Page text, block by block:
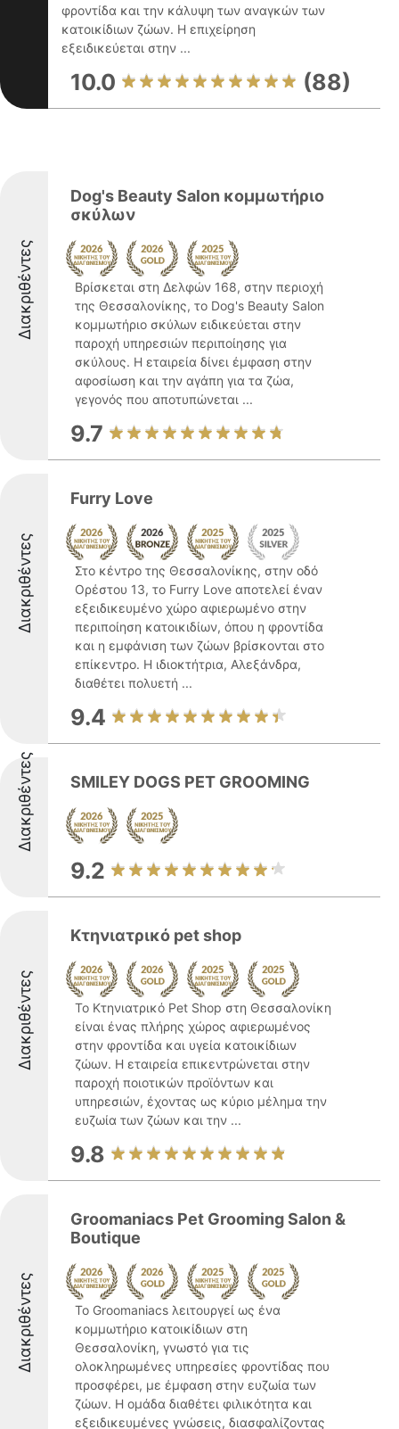
φροντίδα και την κάλυψη των αναγκών των
κατοικίδιων ζώων. Η επιχείρηση
εξειδικεύεται στην ...
10.0 (88)
Διακριθέντες
Dog's Beauty Salon κομμωτήριο
σκύλων
Βρίσκεται στη Δελφών 168, στην περιοχή
της Θεσσαλονίκης, το Dog's Beauty Salon
κομμωτήριο σκύλων ειδικεύεται στην
παροχή υπηρεσιών περιποίησης για
σκύλους. Η εταιρεία δίνει έμφαση στην
αφοσίωση και την αγάπη για τα ζώα,
γεγονός που αποτυπώνεται ...
9.7
Διακριθέντες
Furry Love
Στο κέντρο της Θεσσαλονίκης, στην οδό
Ορέστου 13, το Furry Love αποτελεί έναν
εξειδικευμένο χώρο αφιερωμένο στην
περιποίηση κατοικιδίων, όπου η φροντίδα
και η εμφάνιση των ζώων βρίσκονται στο
επίκεντρο. Η ιδιοκτήτρια, Αλεξάνδρα,
διαθέτει πολυετή ...
9.4
Διακριθέντες SMILEY DOGS PET GROOMING
9.2
Διακριθέντες
Κτηνιατρικό pet shop
Το Κτηνιατρικό Pet Shop στη Θεσσαλονίκη
είναι ένας πλήρης χώρος αφιερωμένος
στην φροντίδα και υγεία κατοικίδιων
ζώων. Η εταιρεία επικεντρώνεται στην
παροχή ποιοτικών προϊόντων και
υπηρεσιών, έχοντας ως κύριο μέλημα την
ευζωία των ζώων και την ...
9.8
Διακριθέντες
Groomaniacs Pet Grooming Salon &
Boutique
Το Groomaniacs λειτουργεί ως ένα
κομμωτήριο κατοικίδιων στη
Θεσσαλονίκη, γνωστό για τις
ολοκληρωμένες υπηρεσίες φροντίδας που
προσφέρει, με έμφαση στην ευζωία των
ζώων. Η ομάδα διαθέτει φιλικότητα και
εξειδικευμένες γνώσεις, διασφαλίζοντας